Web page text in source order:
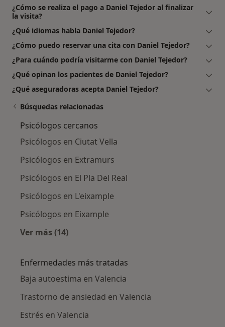
¿Cómo se realiza el pago a Daniel Tejedor al finalizar
la visita?
¿Qué idiomas habla Daniel Tejedor?
¿Cómo puedo reservar una cita con Daniel Tejedor?
¿Para cuándo podría visitarme con Daniel Tejedor?
¿Qué opinan los pacientes de Daniel Tejedor?
¿Qué aseguradoras acepta Daniel Tejedor?
Búsquedas relacionadas
Psicólogos cercanos
Psicólogos en Ciutat Vella
Psicólogos en Extramurs
Psicólogos en El Pla Del Real
Psicólogos en L'eixample
Psicólogos en Eixample
Ver más (14)
Enfermedades más tratadas
Baja autoestima en Valencia
Trastorno de ansiedad en Valencia
Estrés en Valencia